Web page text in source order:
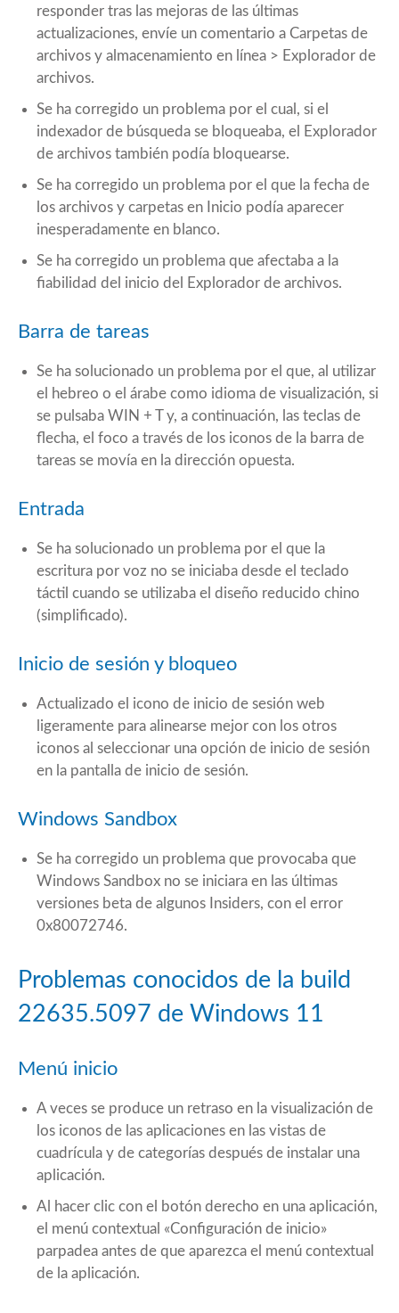
responder tras las mejoras de las últimas
actualizaciones, envíe un comentario a Carpetas de
archivos y almacenamiento en línea > Explorador de
archivos.
Se ha corregido un problema por el cual, si el
indexador de búsqueda se bloqueaba, el Explorador
de archivos también podía bloquearse.
Se ha corregido un problema por el que la fecha de
los archivos y carpetas en Inicio podía aparecer
inesperadamente en blanco.
Se ha corregido un problema que afectaba a la
fiabilidad del inicio del Explorador de archivos.
Barra de tareas
Se ha solucionado un problema por el que, al utilizar
el hebreo o el árabe como idioma de visualización, si
se pulsaba WIN + T y, a continuación, las teclas de
flecha, el foco a través de los iconos de la barra de
tareas se movía en la dirección opuesta.
Entrada
Se ha solucionado un problema por el que la
escritura por voz no se iniciaba desde el teclado
táctil cuando se utilizaba el diseño reducido chino
(simplificado).
Inicio de sesión y bloqueo
Actualizado el icono de inicio de sesión web
ligeramente para alinearse mejor con los otros
iconos al seleccionar una opción de inicio de sesión
en la pantalla de inicio de sesión.
Windows Sandbox
Se ha corregido un problema que provocaba que
Windows Sandbox no se iniciara en las últimas
versiones beta de algunos Insiders, con el error
0x80072746.
Problemas conocidos de la build
22635.5097 de Windows 11
Menú inicio
A veces se produce un retraso en la visualización de
los iconos de las aplicaciones en las vistas de
cuadrícula y de categorías después de instalar una
aplicación.
Al hacer clic con el botón derecho en una aplicación,
el menú contextual «Configuración de inicio»
parpadea antes de que aparezca el menú contextual
de la aplicación.